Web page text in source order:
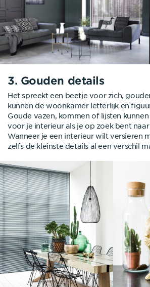
3. Gouden details
Het spreekt een beetje voor zich,
kunnen de woonkamer letterlijk en
Goude vazen, kommen of lijsten
voor je interieur als je op zoek bent naar
Wanneer je een interieur wilt versieren
zelfs de kleinste details al een verschil